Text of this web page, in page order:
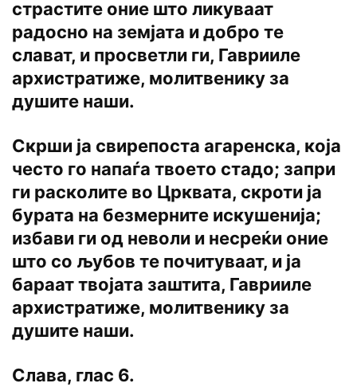
страстите оние што ликуваат
радосно на земјата и добро те
слават, и просветли ги, Гаврииле
архистратиже, молитвенику за
душите наши.
Скрши ја свирепоста агаренска, која
често го напаѓа твоето стадо; запри
ги расколите во Црквата, скроти ја
бурата на безмерните искушенија;
избави ги од неволи и несреќи оние
што со љубов те почитуваат, и ја
бараат твојата заштита, Гаврииле
архистратиже, молитвенику за
душите наши.
Слава, глас 6.